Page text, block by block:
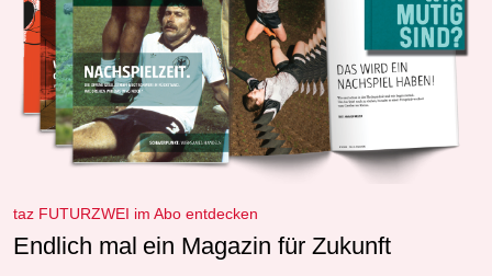
taz FUTURZWEI im Abo entdecken
Endlich mal ein Magazin für Zukunft